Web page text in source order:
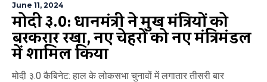
June 11, 2024
मोदी ३.0: प्रधानमंत्री ने प्रमुख मंत्रियों को
बरकरार रखा, नए चेहरों को नए मंत्रिमंडल
में शामिल किया
मोदी ३.0 कैबिनेट: हाल के लोकसभा चुनावों में लगातार तीसरी बार